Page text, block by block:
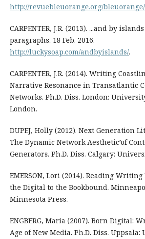
http://revuebleuorange.org/
CARPENTER, J.R. (2013). ...and by
paragraphs. 18 Feb. 2016.
http://luckysoap.com/andbyislands/.
CARPENTER, J.R. (2014). Writing
Narrative Resonance in Transatlantic
Networks. Ph.D. Diss. London:
London.
DUPEJ, Holly (2012). Next Generation
The Dynamic Network Aesthetic’of
Generators. Ph.D. Diss. Calgary:
EMERSON, Lori (2014). Reading
the Digital to the Bookbound.
Minnesota Press.
ENGBERG, Maria (2007). Born Digital:
Age of New Media. Ph.D. Diss.